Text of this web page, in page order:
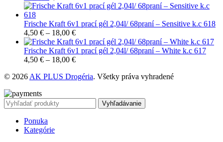
Frische Kraft 6v1 prací gél 2,04l/ 68praní – Sensitive k.c 618
4,50 € – 18,00 €
Frische Kraft 6v1 prací gél 2,04l/ 68praní – White k.c 617
4,50 € – 18,00 €
© 2026 AK PLUS Drogéria. Všetky práva vyhradené
Vyhľadávanie
Ponuka
Kategórie